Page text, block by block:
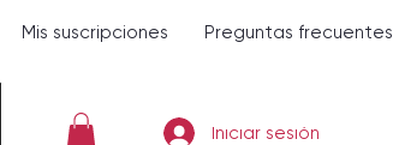
Mis suscripciones Preguntas frecuentes
Iniciar sesión